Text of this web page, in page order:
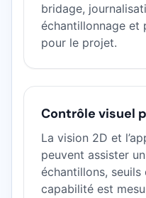
bridage,
échantillonnage et
pour le projet.
Contrôle visuel
La vision 2D et
peuvent assister
échantillons,
capabilité est